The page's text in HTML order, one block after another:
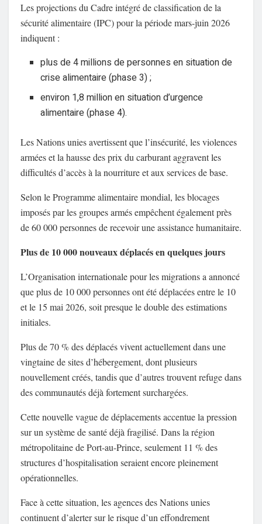
Les projections du Cadre intégré de classification de la
sécurité alimentaire (IPC) pour la période mars-juin 2026
indiquent :
plus de 4 millions de personnes en situation de
crise alimentaire (phase 3) ;
environ 1,8 million en situation d’urgence
alimentaire (phase 4).
Les Nations unies avertissent que l’insécurité, les violences
armées et la hausse des prix du carburant aggravent les
difficultés d’accès à la nourriture et aux services de base.
Selon le Programme alimentaire mondial, les blocages
imposés par les groupes armés empêchent également près
de 60 000 personnes de recevoir une assistance humanitaire.
Plus de 10 000 nouveaux déplacés en quelques jours
L’Organisation internationale pour les migrations a annoncé
que plus de 10 000 personnes ont été déplacées entre le 10
et le 15 mai 2026, soit presque le double des estimations
initiales.
Plus de 70 % des déplacés vivent actuellement dans une
vingtaine de sites d’hébergement, dont plusieurs
nouvellement créés, tandis que d’autres trouvent refuge dans
des communautés déjà fortement surchargées.
Cette nouvelle vague de déplacements accentue la pression
sur un système de santé déjà fragilisé. Dans la région
métropolitaine de Port-au-Prince, seulement 11 % des
structures d’hospitalisation seraient encore pleinement
opérationnelles.
Face à cette situation, les agences des Nations unies
continuent d’alerter sur le risque d’un effondrement